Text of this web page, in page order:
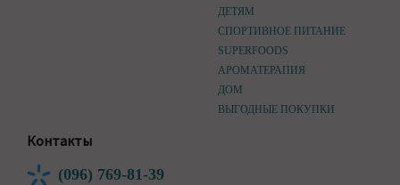
ДЕТЯМ
СПОРТИВНОЕ ПИТАНИЕ
SUPERFOODS
АРОМАТЕРАПИЯ
ДОМ
ВЫГОДНЫЕ ПОКУПКИ
Контакты
(096) 769-81-39